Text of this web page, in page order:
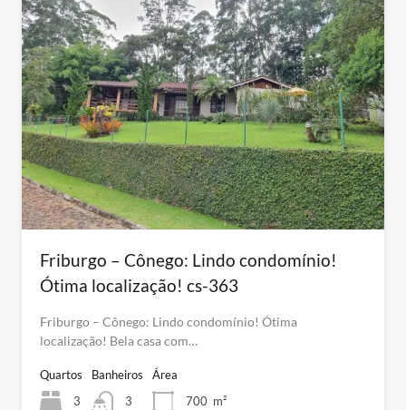
Friburgo – Cônego: Lindo condomínio!
Ótima localização! cs-363
Friburgo – Cônego: Lindo condomínio! Ótima
localização! Bela casa com…
Quartos
3
Banheiros
3
Área
700 m²